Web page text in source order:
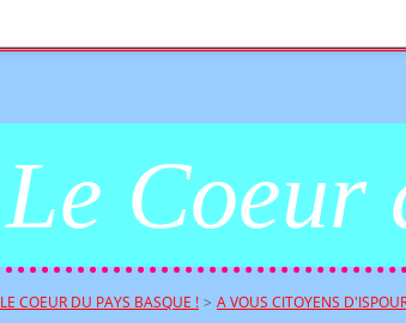
Le Coeur
LE COEUR DU PAYS BASQUE ! > A VOUS CITOYENS